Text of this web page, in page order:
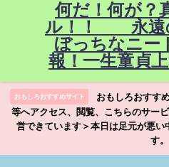
何だ！何が？
ル！！ 永遠
ぼっちなニー
報！一生童貞
おもしろおすすめサイト
おもしろおすす
等へアクセス、閲覧、こちらのサー
営できています＞本日は足元が悪い
す。